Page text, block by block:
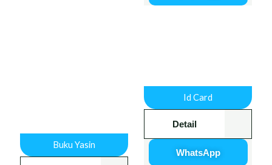
Id Card
Detail
WhatsApp
Buku Yasin